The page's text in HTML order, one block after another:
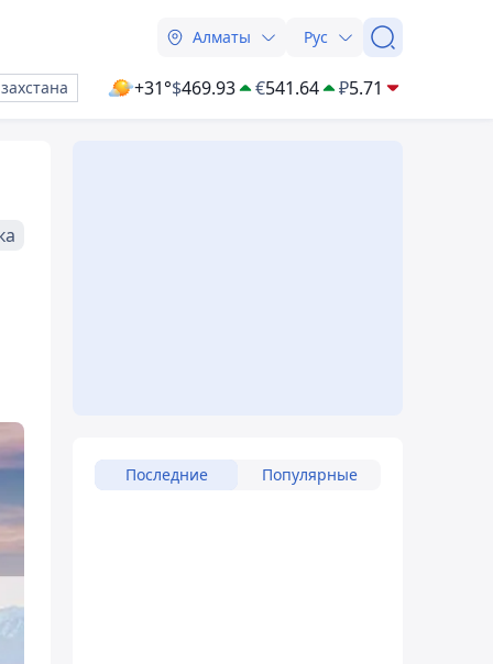
Алматы Рус
+31°$469.93 €541.64 ₽5.71
Последние Популярные